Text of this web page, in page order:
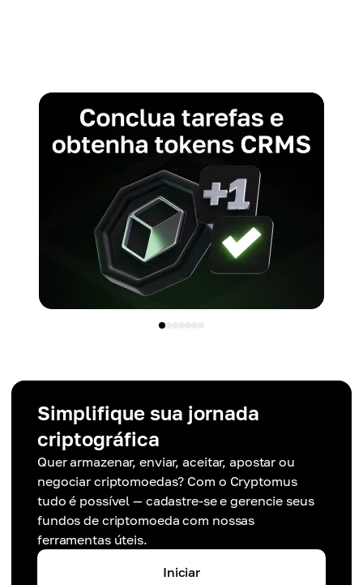
Simplifique sua jornada
criptográfica
Quer armazenar, enviar, aceitar, apostar ou
negociar criptomoedas? Com o Cryptomus
tudo é possível — cadastre-se e gerencie seus
fundos de criptomoeda com nossas
ferramentas úteis.
Iniciar